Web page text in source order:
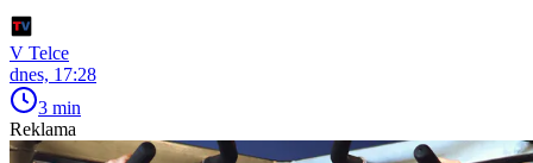
V Telce
dnes, 17:28
3 min
Reklama